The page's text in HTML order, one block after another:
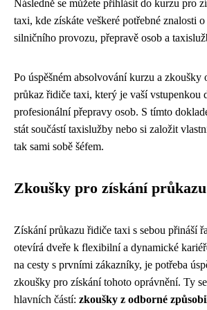
Následně se můžete přihlásit do kurzu pro
taxi, kde získáte veškeré potřebné znalosti
silničního provozu, přepravě osob a
Po úspěšném absolvování kurzu a zkoušky
průkaz řidiče taxi, který je vaší vstupenkou
profesionální přepravy osob. S tímto
stát součástí taxislužby nebo si založit
tak sami sobě šéfem.
Zkoušky pro získání průkazu
Získání průkazu řidiče taxi s sebou přináší
otevírá dveře k flexibilní a dynamické
na cesty s prvními zákazníky, je potřeba
zkoušky pro získání tohoto oprávnění. Ty
hlavních částí: zkoušky z odborné